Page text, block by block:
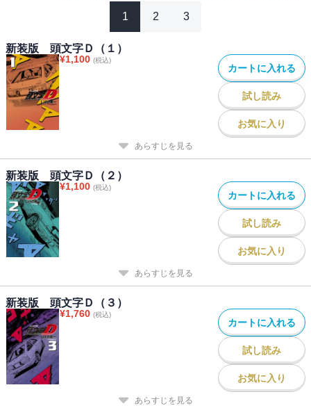
1 2 3
新装版 頭文字Ｄ（１）
¥1,100 (税込)
カートに入れる
試し読み
お気に入り
あらすじを見る
新装版 頭文字Ｄ（２）
¥1,100 (税込)
カートに入れる
試し読み
お気に入り
あらすじを見る
新装版 頭文字Ｄ（３）
¥1,760 (税込)
カートに入れる
試し読み
お気に入り
あらすじを見る